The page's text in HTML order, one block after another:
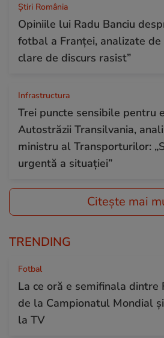
Știri România
Opiniile lui Radu Banciu
fotbal a Franței, analizate de
clare de discurs rasist”
Infrastructura
Trei puncte sensibile pentru
Autostrăzii Transilvania,
ministru al Transporturilor:
urgentă a situației”
Citește mai
TRENDING
Fotbal
La ce oră e semifinala dintre
de la Campionatul Mondial
la TV